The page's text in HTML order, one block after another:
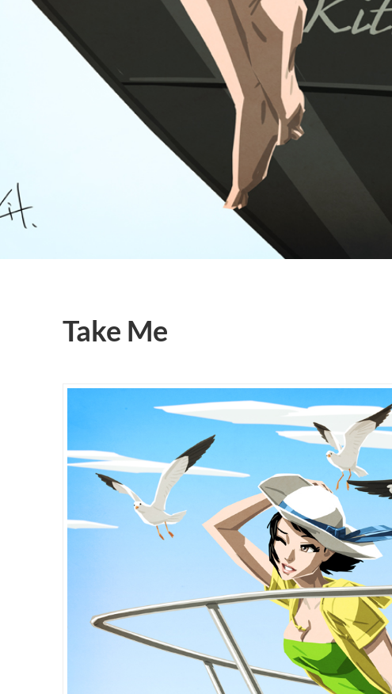
Take Me